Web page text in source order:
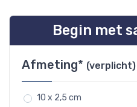
Begin met
Afmeting* (verplicht)
10 x 2,5 cm